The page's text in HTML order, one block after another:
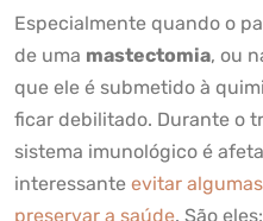
Especialmente quando o
de uma mastectomia, ou
que ele é submetido à
ficar debilitado. Durante o
sistema imunológico é
interessante evitar
preservar a saúde. São eles: